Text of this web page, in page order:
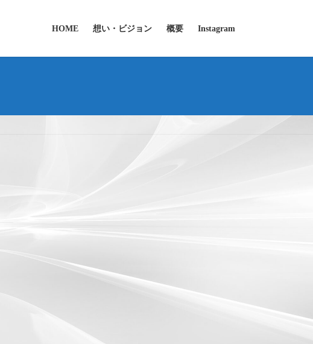
HOME 想い・ビジョン 概要 Instagram